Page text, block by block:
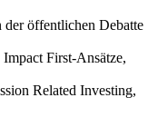
öffentlichen Debatte
First-Ansätze,
Related Investing,